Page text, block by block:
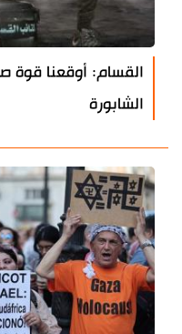
القسام: أوقعنا قوة
الشابورة